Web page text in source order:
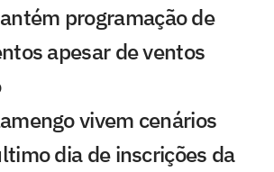
programação de
apesar de ventos
vivem cenários
dia de inscrições da